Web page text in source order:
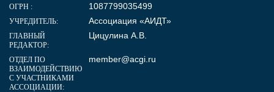
ОГРН : 1087799035499
УЧРЕДИТЕЛЬ: Ассоциация «АИДТ»
ГЛАВНЫЙ
РЕДАКТОР:
Цицулина А.В.
ОТДЕЛ ПО
ВЗАИМОДЕЙСТВИЮ
С УЧАСТНИКАМИ
АССОЦИАЦИИ:
member@acgi.ru